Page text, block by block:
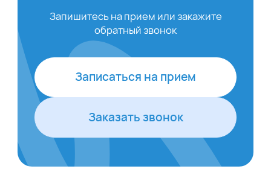
Запишитесь на прием или закажите
обратный звонок
Записаться на прием
Заказать звонок